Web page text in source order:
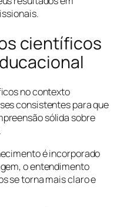
científicos
no contexto
consistentes para que
sólida sobre
é incorporado
o entendimento
se torna mais claro e